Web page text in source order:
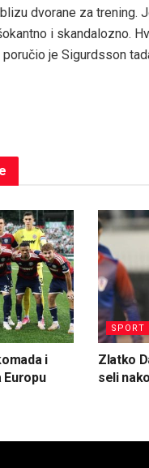
dvorane za trening.
i skandalozno.
je Sigurdsson
i
Europu
SPORT
Zlatko
seli